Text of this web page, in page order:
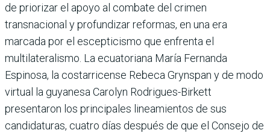
de priorizar el apoyo al combate del crimen
transnacional y profundizar reformas, en una era
marcada por el escepticismo que enfrenta el
multilateralismo. La ecuatoriana María Fernanda
Espinosa, la costarricense Rebeca Grynspan y de modo
virtual la guyanesa Carolyn Rodrigues-Birkett
presentaron los principales lineamientos de sus
candidaturas, cuatro días después de que el Consejo de